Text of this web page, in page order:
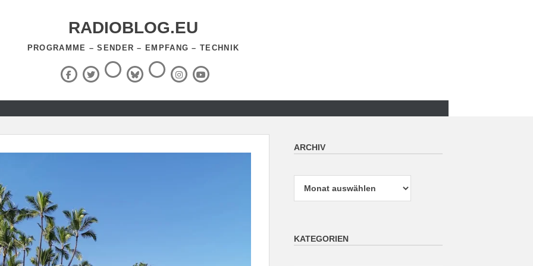
RADIOBLOG.EU
PROGRAMME – SENDER – EMPFANG – TECHNIK
Facebook
X
(Twitter)
ThreadsBlueSky
RSS-
Feed InstagramYouTube
ARCHIV
KATEGORIEN